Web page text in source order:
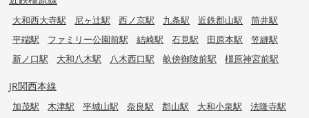
大和西大寺駅 尼ヶ辻駅 西ノ京駅 九条駅 近鉄郡山駅
筒井駅
平端駅
ファミリー公園前駅 結崎駅 石見駅 田原本駅
笠縫駅
新ノ口駅
大和八木駅 八木西口駅 畝傍御陵前駅 橿原神宮前駅
JR関西本線
加茂駅 木津駅 平城山駅 奈良駅 郡山駅 大和小泉駅
法隆寺駅